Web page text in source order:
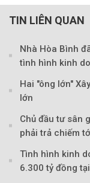
TIN LIÊN QUAN
Nhà Hòa Bình
tình hình kinh
Hai "ông lớn"
lớn
Chủ đầu tư sân
phải trả chiếm
Tình hình kinh
6.300 tỷ đồng